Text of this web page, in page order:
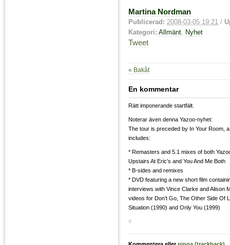
Martina Nordman
Publicerad: 2008-03-05 19:21 /
Kategori: Allmänt, Nyhet
Tweet
« Bakåt
En kommentar
Rätt imponerande startfält.
Noterar även denna Yazoo-nyhet:
The tour is preceded by In Your Room,
includes:
* Remasters and 5.1 mixes of both
Upstairs At Eric’s and You And Me Both
* B-sides and remixes
* DVD featuring a new short film
interviews with Vince Clarke and Alison
videos for Don’t Go, The Other Side Of
Situation (1990) and Only You (1999)
#